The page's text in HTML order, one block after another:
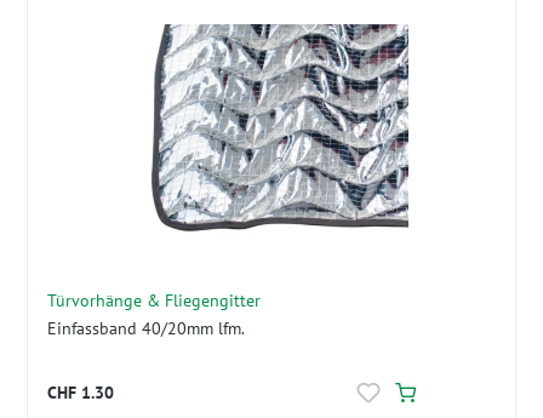
Türvorhänge & Fliegengitter
Einfassband 40/20mm lfm.
CHF 1.30